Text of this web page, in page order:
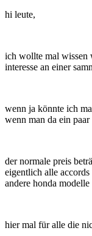
hi leute,
ich wollte mal wissen
interesse an einer
wenn ja könnte ich
wenn man da ein
der normale preis
eigentlich alle
andere honda
hier mal für alle die